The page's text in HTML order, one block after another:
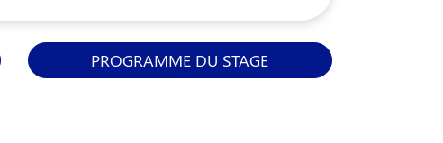
PROGRAMME DU STAGE